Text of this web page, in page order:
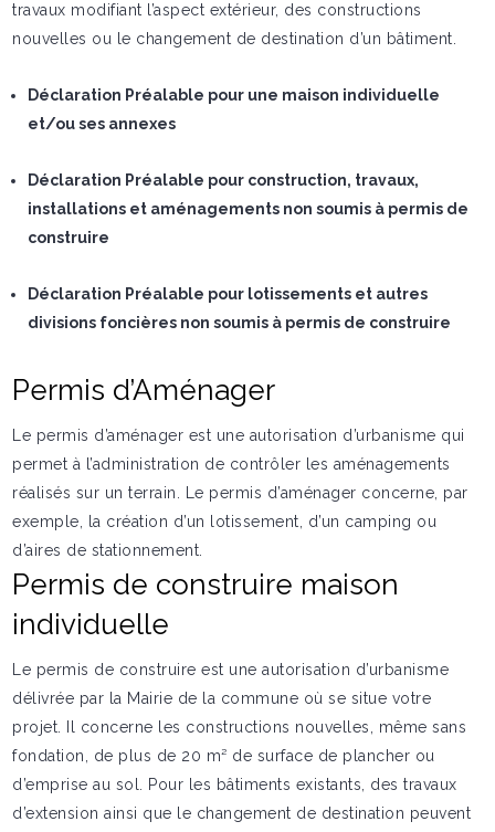
travaux modifiant l’aspect extérieur, des constructions
nouvelles ou le changement de destination d’un bâtiment.
Déclaration Préalable pour une maison individuelle
et/ou ses annexes
Déclaration Préalable pour construction, travaux,
installations et aménagements non soumis à permis de
construire
Déclaration Préalable pour lotissements et autres
divisions foncières non soumis à permis de construire
Permis d’Aménager
Le permis d’aménager est une autorisation d’urbanisme qui
permet à l’administration de contrôler les aménagements
réalisés sur un terrain. Le permis d’aménager concerne, par
exemple, la création d’un lotissement, d’un camping ou
d’aires de stationnement.
Permis de construire maison
individuelle
Le permis de construire est une autorisation d’urbanisme
délivrée par la Mairie de la commune où se situe votre
projet. Il concerne les constructions nouvelles, même sans
fondation, de plus de 20 m² de surface de plancher ou
d’emprise au sol. Pour les bâtiments existants, des travaux
d’extension ainsi que le changement de destination peuvent